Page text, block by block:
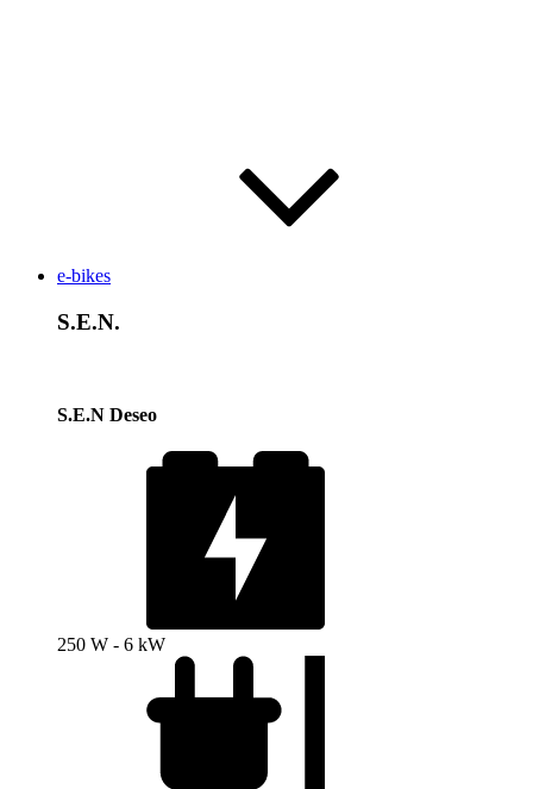
e-bikes
S.E.N.
S.E.N Deseo
250 W - 6 kW